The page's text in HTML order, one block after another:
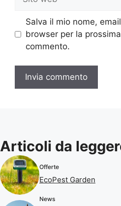
web
Salva il mio nome,
browser per la
commento.
Articoli da
Offerte
EcoPest Garden
News